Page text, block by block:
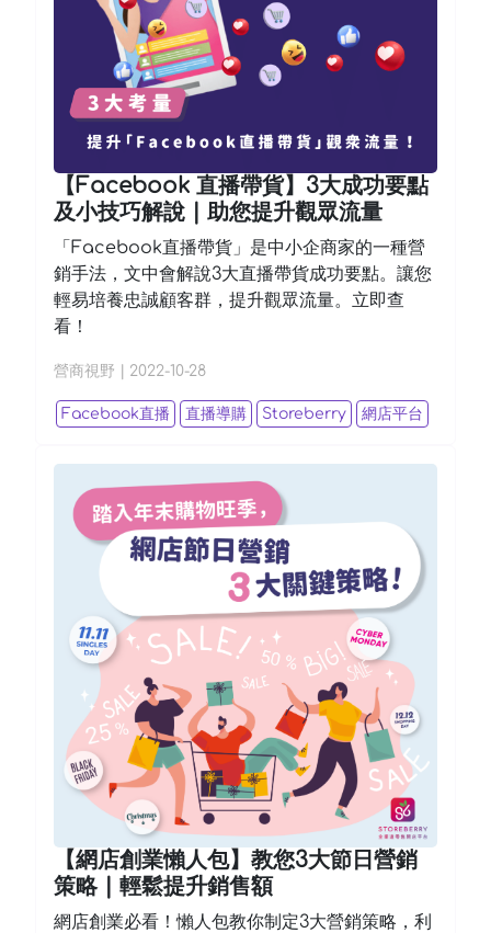
【Facebook 直播帶貨】3大成功要點
及小技巧解說 | 助您提升觀眾流量
「Facebook直播帶貨」是中小企商家的一種營
銷手法，文中會解說3大直播帶貨成功要點。讓您
輕易培養忠誠顧客群，提升觀眾流量。立即查
看！
營商視野 2022-10-28
Facebook直播 直播導購 Storeberry 網店平台
【網店創業懶人包】教您3大節日營銷
策略 | 輕鬆提升銷售額
網店創業必看！懶人包教你制定3大營銷策略，利